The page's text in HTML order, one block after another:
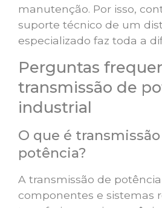
manutenção. Por isso,
suporte técnico de um
especializado faz toda a
Perguntas
transmissão de
industrial
O que é
potência?
A transmissão de
componentes e sistemas